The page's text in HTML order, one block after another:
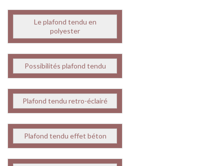
Le plafond tendu en
polyester
Possibilités plafond tendu
Plafond tendu retro-éclairé
Plafond tendu effet béton